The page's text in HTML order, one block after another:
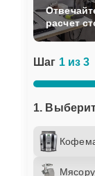
Шаг 1 из 3
1.
расчет